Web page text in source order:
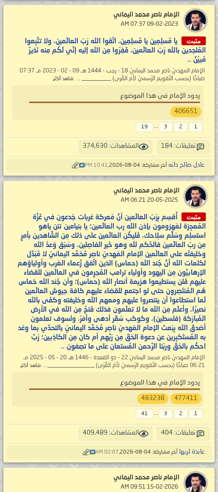
الإمام ناصر محمد اليماني
مثبت
يا مُسلِمِين يا مُسلِمِين، اتَّقوا الله رَبّ العالَمين، ولا تتَّبِعوا
المُلحِدين بالله رَبّ العالَمين، فَفِرّوا مِن الله إليه إنِّي لَكُم مِنه نَذيرٌ
مُبيْنٌ ..
الإمام المهديّ ناصر محمد اليمانيّ 18 - رجب - 1444 هـ 09 - 02 - 2023 مـ 07:37
صباحًا (بحسب التّقويم الرّسميّ لأم القُرى) __________ ... شاهد أكثر
ردود الإمام في هذا الموضوع
406651
1
2
3
...
19
تعليقات: 184 المشاهدات: 374,630
عادل صالح دانه آخر مشاركة: 04-08-2026, 10:41 PM
الإمام ناصر محمد اليماني
مثبت
أُقسِم بِرَبّ العالَمين أنَّ مَعركة عَربات جَدعون في غَزَّة
المُعجِزة لمَهزومون بإذن الله رب العالَمين؛ يا بنيامين نتن ياهو
استسلِم وسَلِّم سلِاحك، فَليكُن العالَمين على ذلك مِن الشَّاهدين بأمرٍ
مِن ربّ العالَمين فالحُكم لله وهو خَير الفاصِلين، وسَبَق وَعدُ الله
وخليفتُه على العالَمين الإمام المَهديّ ناصِر مُحَمَّد اليمانيّ لا مُبَدِّل
لكلمات الله أنَّ جُند الله (حماس) الذين اتَّفق زُعماء العَرب وأولياؤهم
الإرهابيِّون مِن اليهود وأولياء ترامب المُجرِمون في العالَمين للقضاء
عليهم فَلن يستطيعوا هزيمة أنصار الله (حماس)؛ وأن جُند الله حَماس
هُم المُنتَصِرون حتى لو اجتمع للقضاء عليهم كافة جيوش العالَمين
لَما استطاعوا أن ينتصروا عليهم ومعهم الله وخليفته وكفَى بالله
نصيرًا، وأعلَم مِن الله ما لا تعلَمون فذلك فَتحٌ مِن الله في الأرض
المُبارَكة (فلسطين)، وكوكب سَقَر أدهى وأمَرّ، ولسوف تعلمون
أصَدقَ الله بِبَعث الإمام المَهديّ ناصِر مُحَمَّد اليمانيّ بالتحدِّي بما وعَد
به المُستَكبِرين عن دعوة الحَقّ مِن رَبِّهم أم كان مِن الكاذِبين؛ رَبِّ
احكُم بالحَقّ وربّنا الرَّحمن المُستعان على ما تصِفون ..
الإمام المهديّ ناصر محمد اليمانيّ 22 - ذو القعدة - 1446 هـ 20 - 05 - 2025 مـ
06:21 صباحًا (بحسب التّقويم الرّسميّ لأمّ القُرَى) ________________...
شاهد أكثر
ردود الإمام في هذا الموضوع
477411
483238
1
2
3
...
41
تعليقات: 404 المشاهدات: 409,489
عابدة لربها آخر مشاركة: 04-08-2026, 02:07 AM
الإمام ناصر محمد اليماني